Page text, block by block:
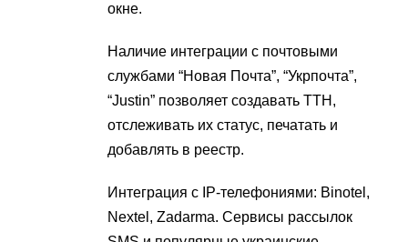
окне.
Наличие интеграции с почтовыми
службами “Новая Почта”, “Укрпочта”,
“Justin” позволяет создавать ТТН,
отслеживать их статус, печатать и
добавлять в реестр.
Интеграция с IP-телефониями: Binotel,
Nextel, Zadarma. Сервисы рассылок